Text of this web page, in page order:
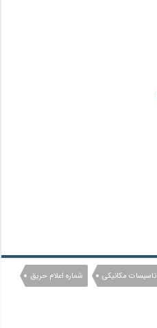
تاسیسات مکانیکی شماره اعلام حریق